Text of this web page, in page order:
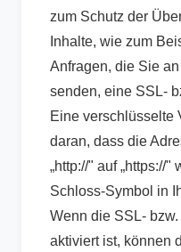
zum Schutz der
Inhalte, wie zum
Anfragen, die Sie
senden, eine SSL-
Eine verschlüsselte
daran, dass die
„http://" auf „https://
Schloss-Symbol in
Wenn die SSL-
aktiviert ist, können